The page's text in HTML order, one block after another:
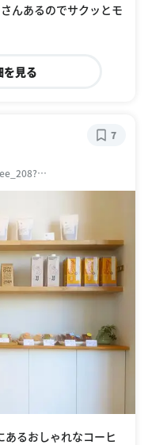
んあるのでサクッとモ
を見る
7
るおしゃれなコーヒ